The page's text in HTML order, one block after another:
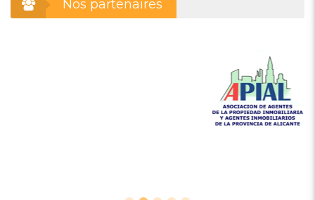
Nos partenaires